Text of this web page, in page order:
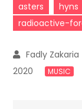
asters hyns
radioactive-
2020
MUSIC